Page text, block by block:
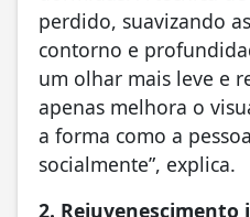
perdido, suavizando
contorno e
um olhar mais leve e
apenas melhora o
a forma como a
socialmente”, explica.
2. Rejuvenescimento